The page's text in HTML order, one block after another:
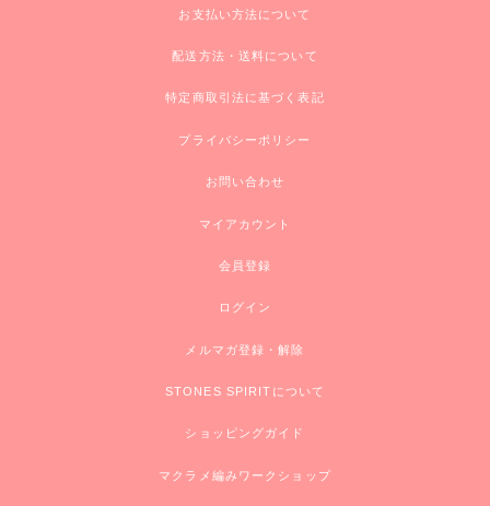
お支払い方法について
配送方法・送料について
特定商取引法に基づく表記
プライバシーポリシー
お問い合わせ
マイアカウント
会員登録
ログイン
メルマガ登録・解除
STONES SPIRITについて
ショッピングガイド
マクラメ編みワークショップ